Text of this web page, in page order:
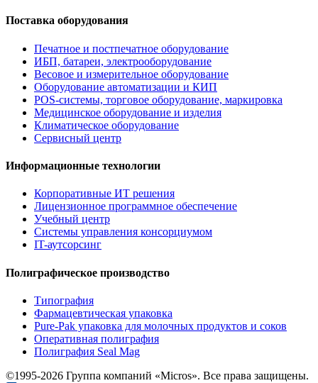
Поставка оборудования
Печатное и постпечатное оборудование
ИБП, батареи, электрооборудование
Весовое и измерительное оборудование
Оборудование автоматизации и КИП
POS-системы, торговое оборудование, маркировка
Медицинское оборудование и изделия
Климатическое оборудование
Сервисный центр
Информационные технологии
Корпоративные ИТ решения
Лицензионное программное обеспечение
Учебный центр
Системы управления консорциумом
IT-аутсорсинг
Полиграфическое производство
Типография
Фармацевтическая упаковка
Pure-Pak упаковка для молочных продуктов и соков
Оперативная полиграфия
Полиграфия Seal Mag
©1995-2026 Группа компаний «Micros». Все права защищены.